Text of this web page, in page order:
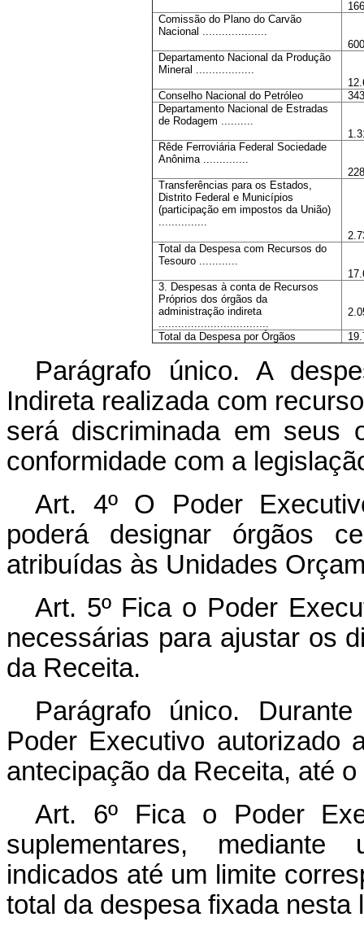
Comissão do Plano do Carvão
Nacional ....................
Departamento Nacional da Produção
Mineral ..................
Conselho Nacional do Petróleo
Departamento Nacional de Estradas
de Rodagem ..........
Rêde Ferroviária Federal Sociedade
Anônima ..............
Transferências para os Estados,
Distrito Federal e Municípios
(participação em impostos da União)
...............
Total da Despesa com Recursos do
Tesouro ............
3. Despesas à conta de Recursos
Próprios dos órgãos da
administração indireta
..................................
Total da Despesa por Órgãos
Parágrafo único. A
Indireta realizada com
será discriminada em seus
conformidade com a
Art. 4º O Poder
poderá designar órgãos
atribuídas às Unidades
Art. 5º Fica o Poder
necessárias para ajustar os
da Receita.
Parágrafo único.
Poder Executivo autorizado
antecipação da Receita, até
Art. 6º Fica o Poder
suplementares,
indicados até um limite
total da despesa fixada